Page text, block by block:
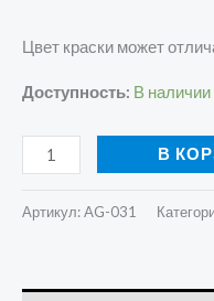
Цвет краски может
Доступность: В наличии
В
Артикул:AG-031